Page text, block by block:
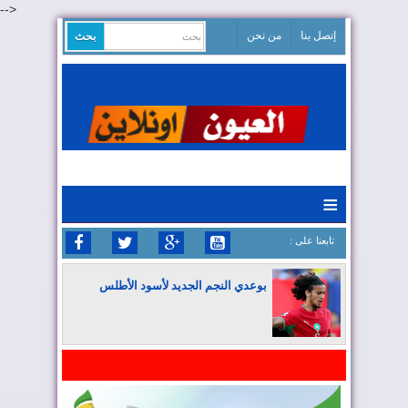
-->
إتصل بنا من نحن
≡
: تابعنا على
بوعدي النجم الجديد لأسود الأطلس